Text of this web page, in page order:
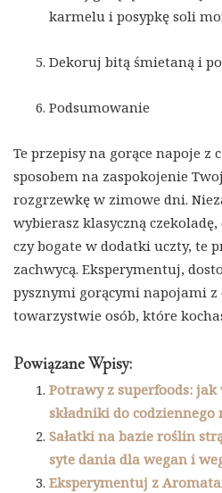
karmelu i posypkę soli
Dekoruj bitą śmietaną i
Podsumowanie
Te przepisy na gorące napoje z
sposobem na zaspokojenie
rozgrzewkę w zimowe dni.
wybierasz klasyczną
czy bogate w dodatki uczty, te
zachwycą. Eksperymentuj,
pysznymi gorącymi napojami z
towarzystwie osób, które
Powiązane Wpisy:
Potrawy z superfoods:
składniki do codziennego
Sałatki na bazie roślin
syte dania dla wegan i
Eksperymentuj z